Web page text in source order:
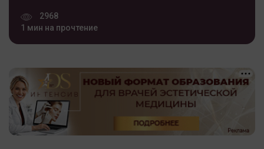
2968
1 мин на прочтение